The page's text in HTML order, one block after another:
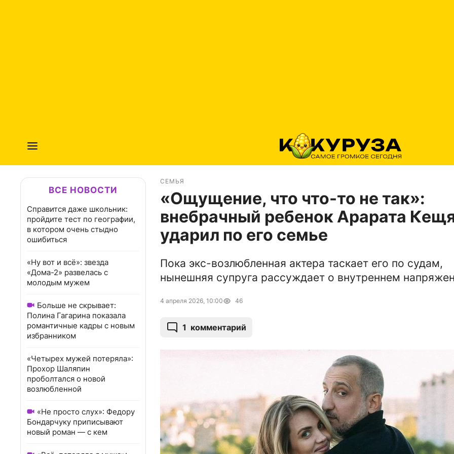
ВСЕ НОВОСТИ
Справится даже школьник:
пройдите тест по географии,
в котором очень стыдно
ошибиться
«Ну вот и всё»: звезда
«Дома-2» развелась с
молодым мужем
Больше не скрывает:
Полина Гагарина показала
романтичные кадры с новым
избранником
«Четырех мужей потеряла»:
Прохор Шаляпин
проболтался о новой
возлюбленной
«Не просто слух»: Федору
Бондарчуку приписывают
новый роман — с кем
СЕМЬЯ
«Ощущение, что что-то не так»:
внебрачный ребенок Арарата
ударил по его семье
Пока экс-возлюбленная актера таскает его по судам,
нынешняя супруга рассуждает о внутреннем
4 апреля 2026, 10:00 46
1 комментарий